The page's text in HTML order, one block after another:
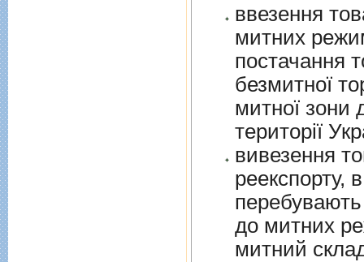
ввезення
митних
постачання
безмитної
митної зони для їх
території
вивезення
реекспорту,
перебувають у
до митних
митний